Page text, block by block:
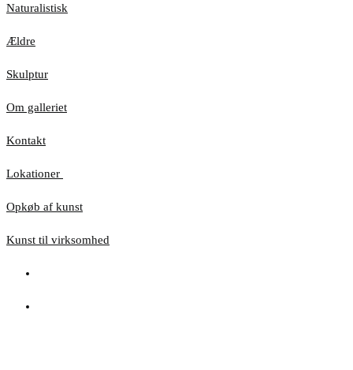
Naturalistisk
Ældre
Skulptur
Om galleriet
Kontakt
Lokationer
Opkøb af kunst
Kunst til virksomhed